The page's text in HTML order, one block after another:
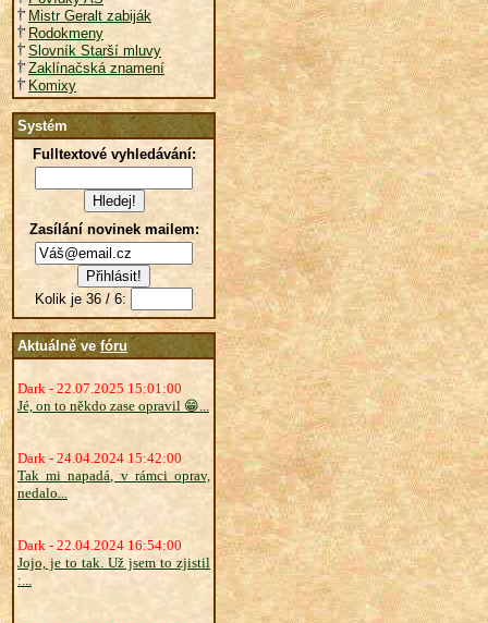
Mistr Geralt zabiják
Rodokmeny
Slovník Starší mluvy
Zaklínačská znamení
Komixy
Systém
Fulltextové vyhledávání:
Zasílání novinek mailem:
Kolik je 36 / 6:
Aktuálně ve fóru
Dark - 22.07.2025 15:01:00
Jé, on to někdo zase opravil 😁...
Dark - 24.04.2024 15:42:00
Tak mi napadá, v rámci oprav,
nedalo...
Dark - 22.04.2024 16:54:00
Jojo, je to tak. Už jsem to zjistil
:...